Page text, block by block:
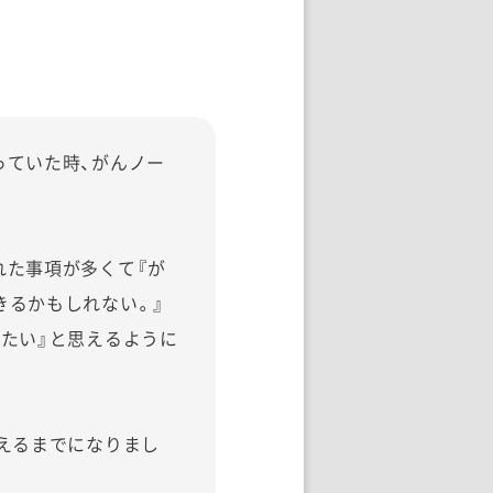
いた時、がんノー
事項が多くて『が
かもしれない。』
い』と思えるように
るまでになりまし